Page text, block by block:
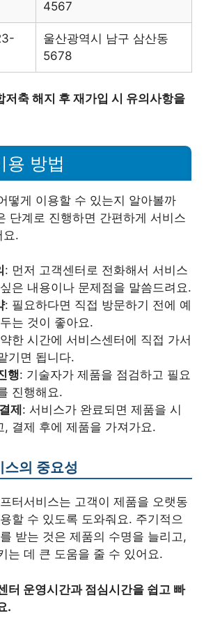
4567
울산광역시 남구 삼산동
5678
저축 해지 후 재가입 시 유의사항을
용 방법
떻게 이용할 수 있는지 알아볼까
단계로 진행하면 간편하게 서비스
요.
: 먼저 고객센터로 전화해서 서비스
은 내용이나 문제점을 말씀드려요.
: 필요하다면 직접 방문하기 전에 예
는 것이 좋아요.
한 시간에 서비스센터에 직접 가서
기면 됩니다.
행: 기술자가 제품을 점검하고 필요
진행해요.
제 : 서비스가 완료되면 제품을 시
, 결제 후에 제품을 가져가요.
의 중요성
터서비스는 고객이 제품을 오랫동
할 수 있도록 도와줘요. 주기적으
받는 것은 제품의 수명을 늘리고,
는 데 큰 도움을 줄 수 있어요.
터 운영시간과 점심시간을 쉽고 빠
.